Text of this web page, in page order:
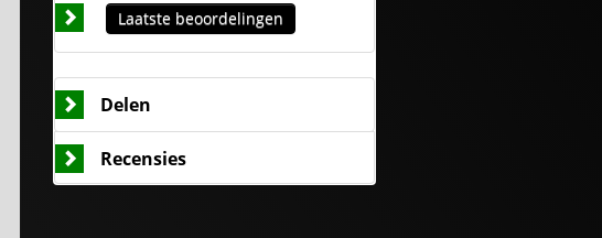
Laatste beoordelingen
Delen
Recensies